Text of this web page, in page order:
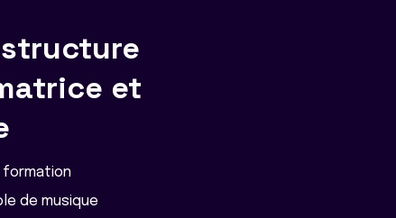
et
formation
de musique